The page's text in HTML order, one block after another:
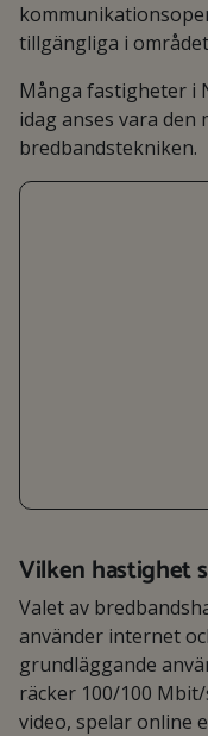
tillgängliga i
Många fastigheter i
idag anses vara
bredbandstekniken.
Vilken hastighet
Valet av
använder internet
grundläggande
räcker 100/100
video, spelar online